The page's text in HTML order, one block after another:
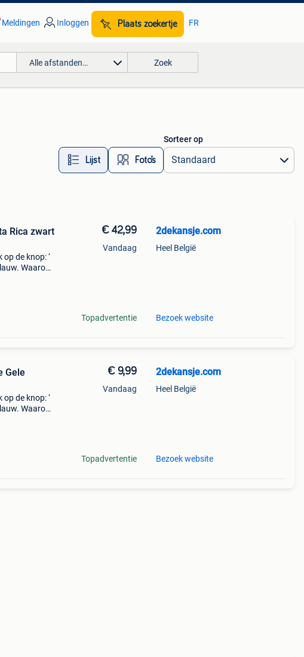
Meldingen Inloggen Plaats zoekertje FR
Alle afstanden… Zoek
Lijst Foto’s
Sorteer op
Rica zwart
de knop: ‘
Waarom
€ 42,99
Vandaag
Topadvertentie
2dekansje.com
Heel België
Bezoek website
Gele
de knop: ‘
Waarom
€ 9,99
Vandaag
Topadvertentie
2dekansje.com
Heel België
Bezoek website